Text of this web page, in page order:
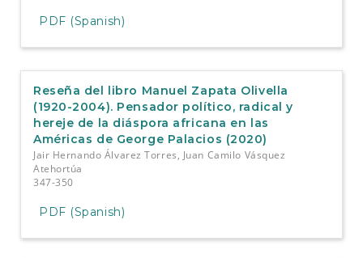
PDF (Spanish)
Reseña del libro Manuel Zapata Olivella
(1920-2004). Pensador político, radical y
hereje de la diáspora africana en las
Américas de George Palacios (2020)
Jair Hernando Álvarez Torres, Juan Camilo Vásquez
Atehortúa
347-350
PDF (Spanish)